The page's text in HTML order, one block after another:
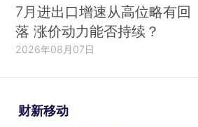
7月进出口增速从高位略有回
落 涨价动力能否持续？
2026年08月07日
财新移动